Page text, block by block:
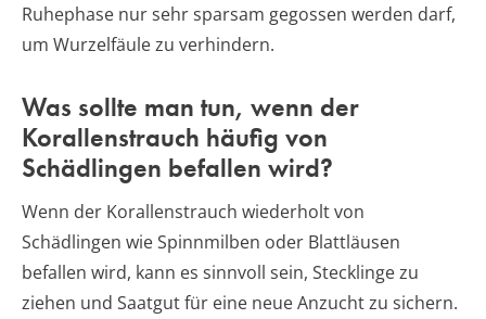
Ruhephase nur sehr sparsam gegossen werden darf,
um Wurzelfäule zu verhindern.
Was sollte man tun, wenn der
Korallenstrauch häufig von
Schädlingen befallen wird?
Wenn der Korallenstrauch wiederholt von
Schädlingen wie Spinnmilben oder Blattläusen
befallen wird, kann es sinnvoll sein, Stecklinge zu
ziehen und Saatgut für eine neue Anzucht zu sichern.